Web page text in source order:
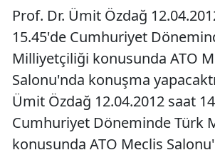
Prof. Dr. Ümit Özdağ
15.45'de Cumhuriyet
Milliyetçiliği konusunda ATO
Salonu'nda konuşma
Ümit Özdağ 12.04.2012 saat
Cumhuriyet Döneminde Türk
konusunda ATO Meclis